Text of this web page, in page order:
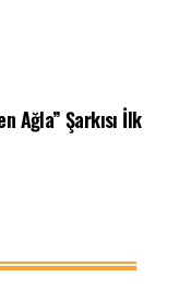
Ağla” Şarkısı İlk